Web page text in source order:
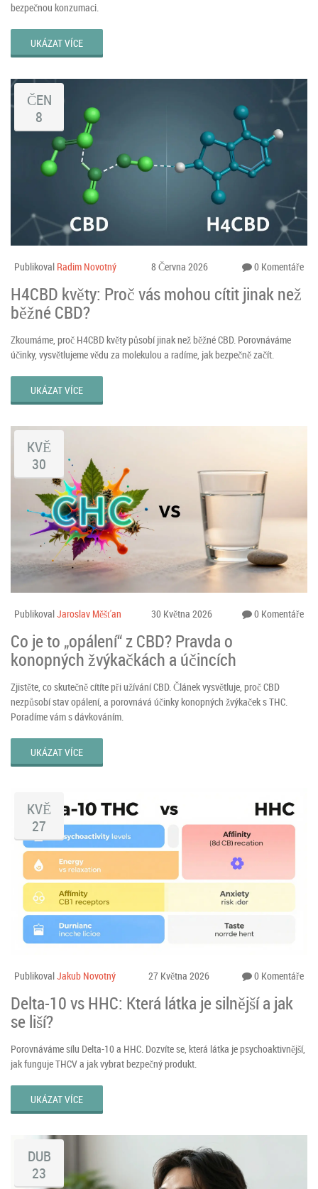
bezpečnou konzumaci.
UKÁZAT VÍCE
ČEN
8
Publikoval Radim Novotný 8 Června 2026 0 Komentáře
H4CBD květy: Proč vás mohou cítit jinak než
běžné CBD?
Zkoumáme, proč H4CBD květy působí jinak než běžné CBD. Porovnáváme
účinky, vysvětlujeme vědu za molekulou a radíme, jak bezpečně začít.
UKÁZAT VÍCE
KVĚ
30
PublikovalJaroslav Měšťan 30 Května 2026 0 Komentáře
Co je to „opálení“ z CBD? Pravda o
konopných žvýkačkách a účincích
Zjistěte, co skutečně cítíte při užívání CBD. Článek vysvětluje, proč CBD
nezpůsobí stav opálení, a porovnává účinky konopných žvýkaček s THC.
Poradíme vám s dávkováním.
UKÁZAT VÍCE
KVĚ
27
PublikovalJakub Novotný 27 Května 2026 0 Komentáře
Delta-10 vs HHC: Která látka je silnější a jak
se liší?
Porovnáváme sílu Delta-10 a HHC. Dozvíte se, která látka je psychoaktivnější,
jak funguje THCV a jak vybrat bezpečný produkt.
UKÁZAT VÍCE
DUB
23